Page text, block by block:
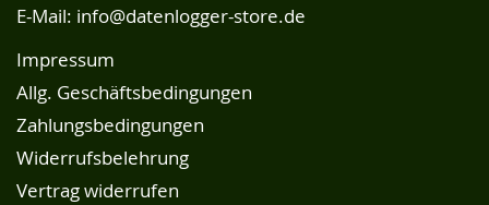
E-Mail: info@datenlogger-store.de
Impressum
Allg. Geschäftsbedingungen
Zahlungsbedingungen
Widerrufsbelehrung
Vertrag widerrufen